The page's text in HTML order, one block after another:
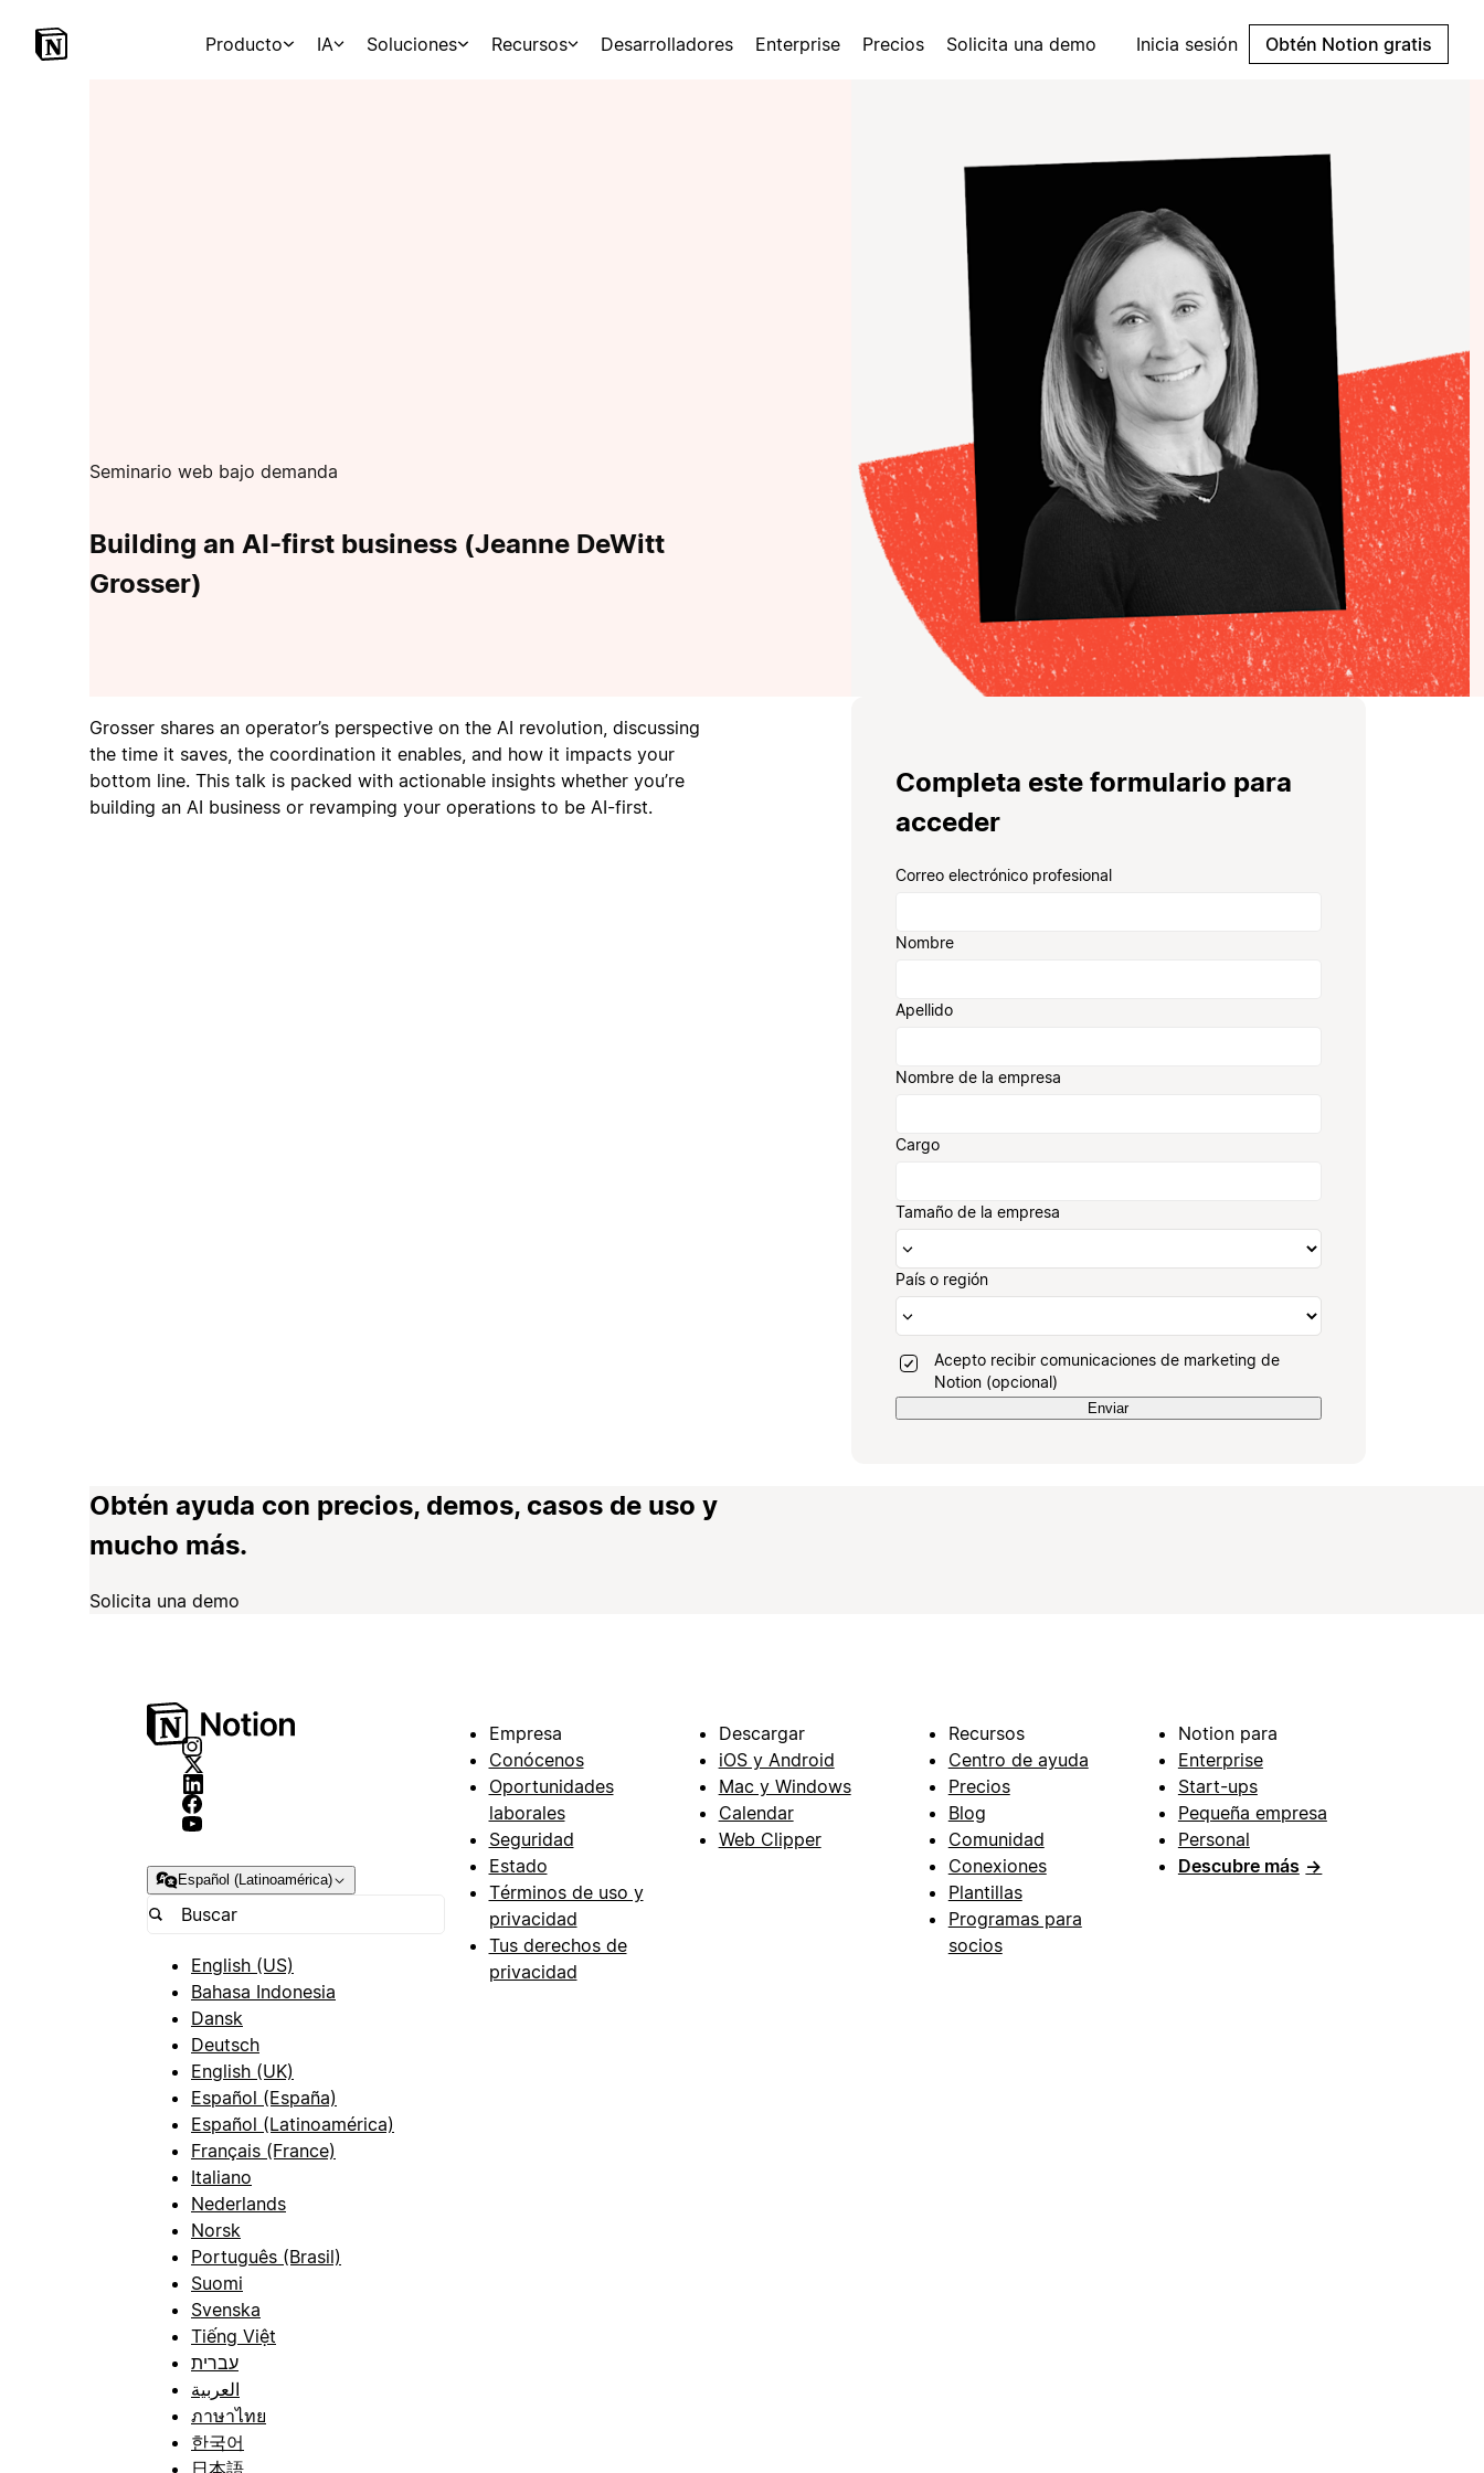
Producto IA Soluciones Recursos Desarrolladores Enterprise Precios Solicita una demo Inicia sesión Obtén Notion gratis
Seminario web bajo demanda
Building an AI-first business (Jeanne DeWitt
Grosser)
Grosser shares an operator’s perspective on the AI revolution, discussing
the time it saves, the coordination it enables, and how it impacts your
bottom line. This talk is packed with actionable insights whether you’re
building an AI business or revamping your operations to be AI-first.
Completa este formulario para
acceder
Correo electrónico profesional
Nombre
Apellido
Nombre de la empresa
Cargo
Tamaño de la empresa
País o región
Acepto recibir comunicaciones de marketing de
Notion (opcional)
Enviar
Obtén ayuda con precios, demos, casos de uso y
mucho más.
Solicita una demo
Español (Latinoamérica)
English (US)
Bahasa Indonesia
Dansk
Deutsch
English (UK)
Español (España)
Español (Latinoamérica)
Français (France)
Italiano
Nederlands
Norsk
Português (Brasil)
Suomi
Svenska
Tiếng Việt
עברית
العربية
ภาษาไทย
한국어
Empresa
Conócenos
Oportunidades
laborales
Seguridad
Estado
Términos de uso y
privacidad
Tus derechos de
privacidad
Descargar
iOS y Android
Mac y Windows
Calendar
Web Clipper
Recursos
Centro de ayuda
Precios
Blog
Comunidad
Conexiones
Plantillas
Programas para
socios
Notion para
Enterprise
Start-ups
Pequeña empresa
Personal
Descubre más →